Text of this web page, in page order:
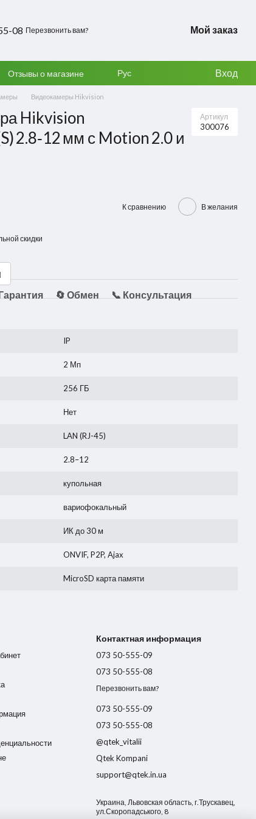
08 Перезвонить вам? Мой заказ
Отзывы о магазине Рус Вход
Видеокамеры Hikvision
Hikvision
2.8‑12 мм с Motion 2.0 и
Артикул
300076
К сравнению В желания
скидки
🔄 Обмен
📞 Консультация
IP
2 Мп
256 ГБ
Нет
LAN (RJ-45)
2.8–12
купольная
вариофокальный
ИК до 30 м
ONVIF, P2P, Ajax
MicroSD карта памяти
Контактная информация
073 50-555-09
073 50-555-08
Перезвонить вам?
073 50-555-09
073 50-555-08
@qtek_vitalii
Qtek Kompani
support@qtek.in.ua
Украина, Львовская область, г.Трускавец,
ул.Скоропадського, 8